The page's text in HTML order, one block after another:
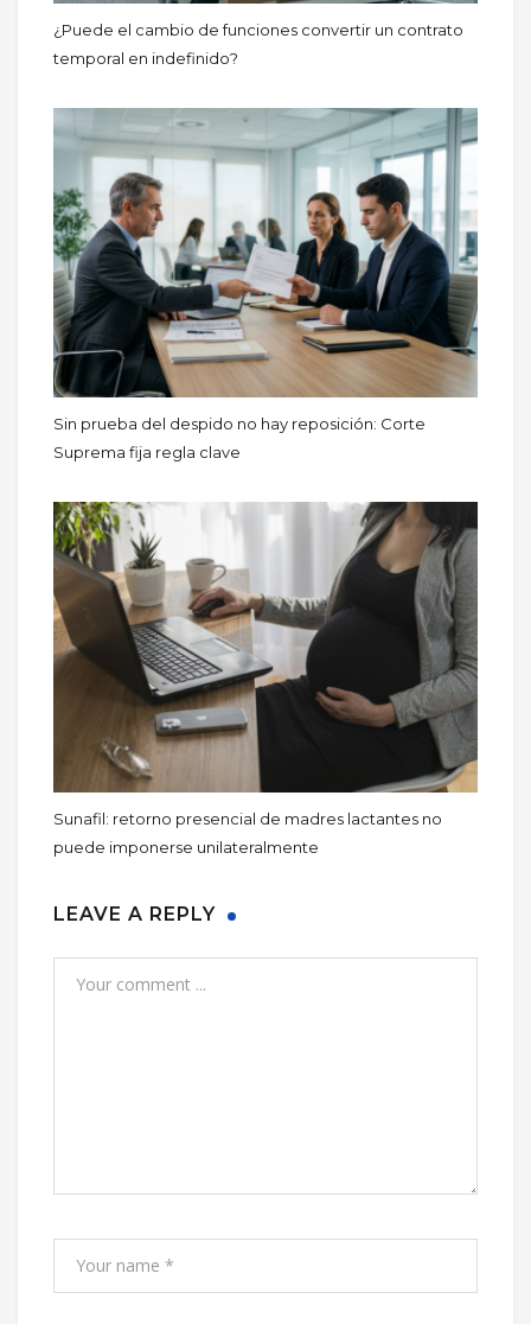
¿Puede el cambio de funciones convertir un contrato
temporal en indefinido?
Sin prueba del despido no hay reposición: Corte
Suprema fija regla clave
Sunafil: retorno presencial de madres lactantes no
puede imponerse unilateralmente
LEAVE A REPLY